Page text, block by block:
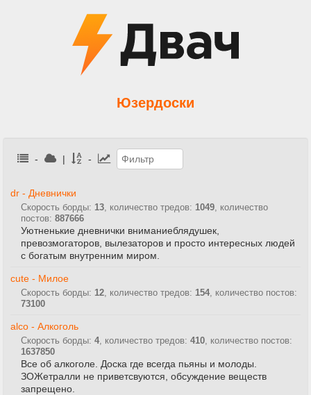
Юзердоски
- | -
dr - Дневнички
Скорость борды: 13 , количество тредов: 1049 , количество
постов:887666
Уютненькие дневнички вниманиеблядушек,
превозмогаторов, вылезаторов и просто интересных людей
с богатым внутренним миром.
cute - Милое
Скорость борды: 12 , количество тредов: 154 , количество постов:
73100
alco - Алкоголь
Скорость борды:4 , количество тредов:410 , количество постов:
1637850
Все об алкоголе. Доска где всегда пьяны и молоды.
ЗОЖетралли не приветсвуются, обсуждение веществ
запрещено.